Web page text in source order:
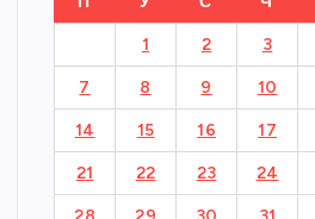
1 2 3
7 8 9 10
14 15 16 17
21 22 23 24